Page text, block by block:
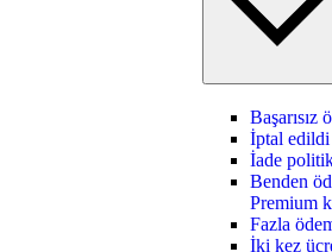
Başarısız
İptal edildi
İade
Benden
Premium
Fazla
İki kez